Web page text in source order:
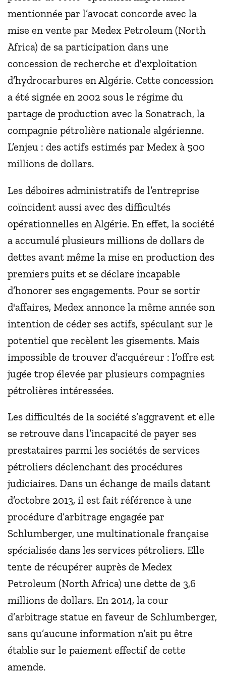
mentionnée par l’avocat concorde avec la
mise en vente par Medex Petroleum (North
Africa) de sa participation dans une
concession de recherche et d'exploitation
d’hydrocarbures en Algérie. Cette concession
a été signée en 2002 sous le régime du
partage de production avec la Sonatrach, la
compagnie pétrolière nationale algérienne.
L’enjeu : des actifs estimés par Medex à 500
millions de dollars.
Les déboires administratifs de l’entreprise
coïncident aussi avec des difficultés
opérationnelles en Algérie. En effet, la société
a accumulé plusieurs millions de dollars de
dettes avant même la mise en production des
premiers puits et se déclare incapable
d’honorer ses engagements. Pour se sortir
d'affaires, Medex annonce la même année son
intention de céder ses actifs, spéculant sur le
potentiel que recèlent les gisements. Mais
impossible de trouver d’acquéreur : l’offre est
jugée trop élevée par plusieurs compagnies
pétrolières intéressées.
Les difficultés de la société s’aggravent et elle
se retrouve dans l’incapacité de payer ses
prestataires parmi les sociétés de services
pétroliers déclenchant des procédures
judiciaires. Dans un échange de mails datant
d’octobre 2013, il est fait référence à une
procédure d’arbitrage engagée par
Schlumberger, une multinationale française
spécialisée dans les services pétroliers. Elle
tente de récupérer auprès de Medex
Petroleum (North Africa) une dette de 3,6
millions de dollars. En 2014, la cour
d’arbitrage statue en faveur de Schlumberger,
sans qu’aucune information n’ait pu être
établie sur le paiement effectif de cette
amende.